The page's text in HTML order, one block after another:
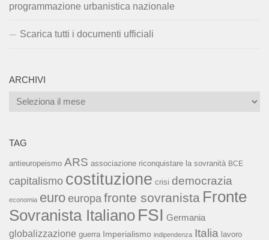
programmazione urbanistica nazionale
Scarica tutti i documenti ufficiali
ARCHIVI
Archivi
TAG
antieuropeismo ARS associazione riconquistare la sovranità BCE
capitalismo costituzione crisi democrazia
economia euro europa fronte sovranista Fronte
Sovranista Italiano FSI Germania
globalizzazione guerra Imperialismo indipendenza Italia lavoro